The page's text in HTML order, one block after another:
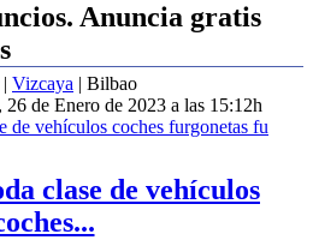
Anuncia gratis
| Vizcaya | Bilbao
26 de Enero de 2023 a las 15:12h
clase de vehículos